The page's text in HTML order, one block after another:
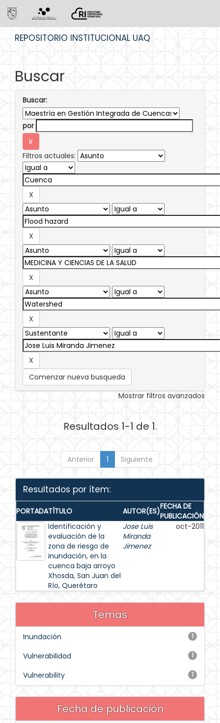
REPOSITORIO INSTITUCIONAL UAQ
Buscar
Buscar:
por
Filtros actuales:
Comenzar nueva busqueda
Mostrar filtros avanzados
Resultados 1-1 de 1.
Anterior 1 Siguiente
Resultados por ítem:
PORTADATÍTULO AUTOR(ES)FECHA DE
PUBLICACIÓN
Identificación y
evaluación de la
zona de riesgo de
inundación, en la
cuenca baja arroyo
Xhosda, San Juan del
Río, Querétaro
Jose Luis
Miranda
Jimenez
oct-2011
Temas
1
Inundación
1
Vulnerabilidad
1
Vulnerability
Fecha de publicación